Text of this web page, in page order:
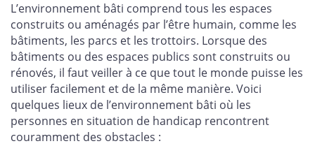
L’environnement bâti comprend tous les espaces
construits ou aménagés par l’être humain, comme les
bâtiments, les parcs et les trottoirs. Lorsque des
bâtiments ou des espaces publics sont construits ou
rénovés, il faut veiller à ce que tout le monde puisse les
utiliser facilement et de la même manière. Voici
quelques lieux de l’environnement bâti où les
personnes en situation de handicap rencontrent
couramment des obstacles :